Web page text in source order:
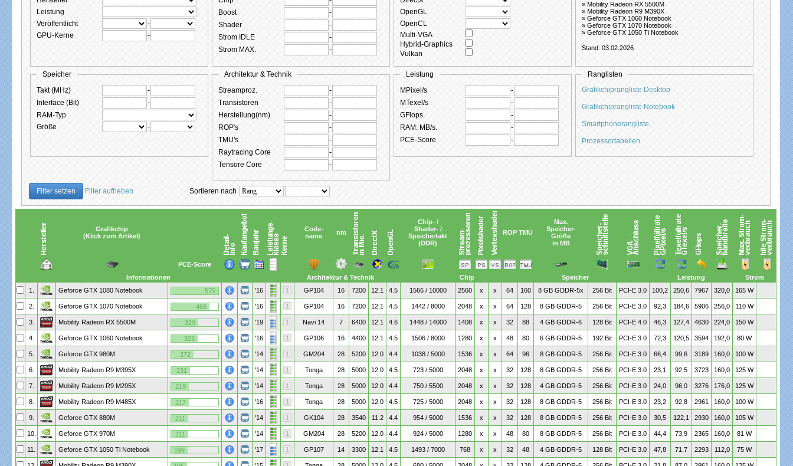
Leistung
Veröffentlicht
-
GPU-Kerne
-
Boost
-
Shader
-
Strom IDLE
-
Strom MAX.
-
OpenGL
OpenCL
Multi-VGA
Hybrid-Graphics
Vulkan
» Mobility Radeon RX 5500M
» Mobility Radeon R9 M390X
» Geforce GTX 1060 Notebook
» Geforce GTX 1070 Notebook
» Geforce GTX 1050 Ti Notebook
Stand: 03.02.2026
Speicher
Takt (MHz)
-
Interface (Bit)
-
RAM-Typ
Größe
-
Architektur & Technik
Streamproz.
-
Transistoren
-
Herstellung(nm)
-
ROP's
-
TMU's
-
Raytracing Core
-
Tensore Core
-
Leistung
MPixel/s
-
MTexel/s
-
GFlops.
-
RAM: MB/s.
-
PCE-Score
-
Ranglisten
Grafikchiprangliste Desktop
Grafikchiprangliste Notebook
Smartphonerangliste
Prozessortabellen
Filter setzen Filter aufheben Sortieren nach
Grafikchip
(Klick zum Artikel)
Code-
name
nm
Chip- /
Shader- /
Speichertakt
(DDR)
ROP TMU
Max.
Speicher-
Größe
in MB
PCE-Score
Informationen
Architektur & Technik Chip Speicher Leistung
Strom
1.
Geforce GTX 1080 Notebook 575 '16 1 GP104 16 7200 12.1 4.5 1566 / 10000 2560 x x 64 160 8 GB GDDR-5x 256 Bit PCI-E 3.0 100,2 250,6 7967 320,0 165 W
2. Geforce GTX 1070 Notebook 466 '16 1 GP104 16 7200 12.1 4.5 1442 / 8000 2048 x x 64 128 8 GB GDDR-5 256 Bit PCI-E 3.0 92,3 184,6 5906 256,0 110 W
3. Mobility Radeon RX 5500M 329 '19 1 Navi 14 7 6400 12.1 4.6 1448 / 14000 1408 x x 32 88 4 GB GDDR-6 128 Bit PCI-E 4.0 46,3 127,4 4630 224,0 150 W
4. Geforce GTX 1060 Notebook 323 '16 1 GP106 16 4400 12.1 4.5 1506 / 8000 1280 x x 48 80 6 GB GDDR-5 192 Bit PCI-E 3.0 72,3 120,5 3594 192,0 80 W
5. Geforce GTX 980M 272 '14 1 GM204 28 5200 12.0 4.4 1038 / 5000 1536 x x 64 96 8 GB GDDR-5 256 Bit PCI-E 3.0 66,4 99,6 3189 160,0 100 W
6. Mobility Radeon R9 M395X 231 '14 1 Tonga 28 5000 12.0 4.5 723 / 5000 2048 x x 32 128 8 GB GDDR-5 256 Bit PCI-E 3.0 23,1 92,5 3723 160,0 125 W
7. Mobility Radeon R9 M295X 219 '14 1 Tonga 28 5000 12.0 4.4 750 / 5500 2048 x x 32 128 4 GB GDDR-5 256 Bit PCI-E 3.0 24,0 96,0 3276 176,0 125 W
8. Mobility Radeon R9 M485X 217 '16 1 Tonga 28 5000 12.0 4.5 725 / 5000 2048 x x 32 128 8 GB GDDR-5 256 Bit PCI-E 3.0 23,2 92,8 2961 160,0 100 W
9. Geforce GTX 880M 211 '14 1 GK104 28 3540 11.2 4.4 954 / 5000 1536 x x 32 128 8 GB GDDR-5 256 Bit PCI-E 3.0 30,5 122,1 2930 160,0 105 W
10. Geforce GTX 970M 211 '14 1 GM204 28 5200 12.0 4.4 924 / 5000 1280 x x 48 80 8 GB GDDR-5 256 Bit PCI-E 3.0 44,4 73,9 2365 160,0 81 W
11. Geforce GTX 1050 Ti Notebook 199 '17 1 GP107 14 3300 12.1 4.5 1493 / 7000 768 x x 32 48 4 GB GDDR-5 128 Bit PCI-E 3.0 47,8 71,7 2293 112,0 75 W